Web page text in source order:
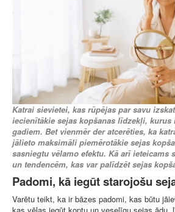
Katrai sievietei, kas rūpējas par savu
iecienītākie sejas kopšanas līdzekļi,
gadiem. Bet vienmēr der atcerēties, ka
jālieto maksimāli piemērotākie sejas
sasniegtu vēlamo efektu. Kā arī ieteicams
un tendencēm, kas var palīdzēt sejas
Padomi, kā iegūt starojošu
Varētu teikt, ka ir bāzes padomi, kas būtu
kas vēlas iegūt koptu un veselīgu sejas ādu,